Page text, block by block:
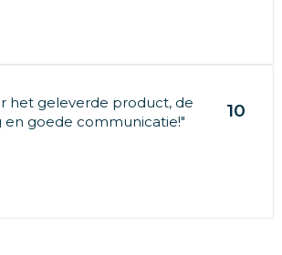
het geleverde product, de
en goede communicatie!"
10